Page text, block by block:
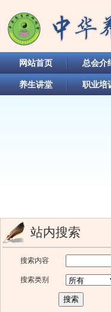
网站首页 总会介
养生讲堂 职业培
站内搜索
搜索内容
搜索类别